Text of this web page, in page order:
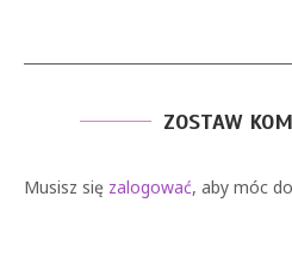
ZOSTAW
Musisz się zalogować, aby móc